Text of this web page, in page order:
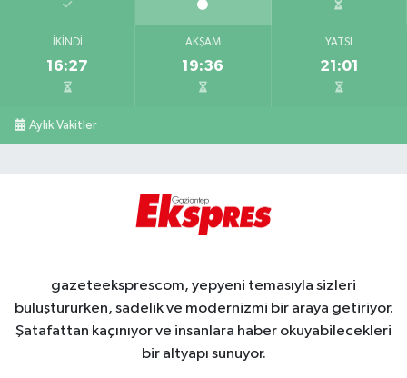
İKINDI
16:27
AKŞAM
19:36
YATSI
21:01
Aylık Vakitler
gazeteeksprescom, yepyeni temasıyla sizleri
buluştururken, sadelik ve modernizmi bir araya getiriyor.
Şatafattan kaçınıyor ve insanlara haber okuyabilecekleri
bir altyapı sunuyor.